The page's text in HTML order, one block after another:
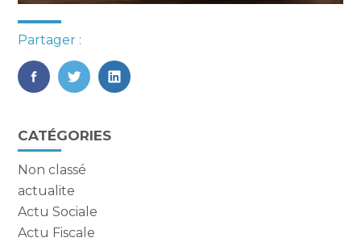
Partager :
FaceBook
TwitterLinkedIn
Blog
sidebar
CATÉGORIES
Non classé
actualite
Actu Sociale
Actu Fiscale